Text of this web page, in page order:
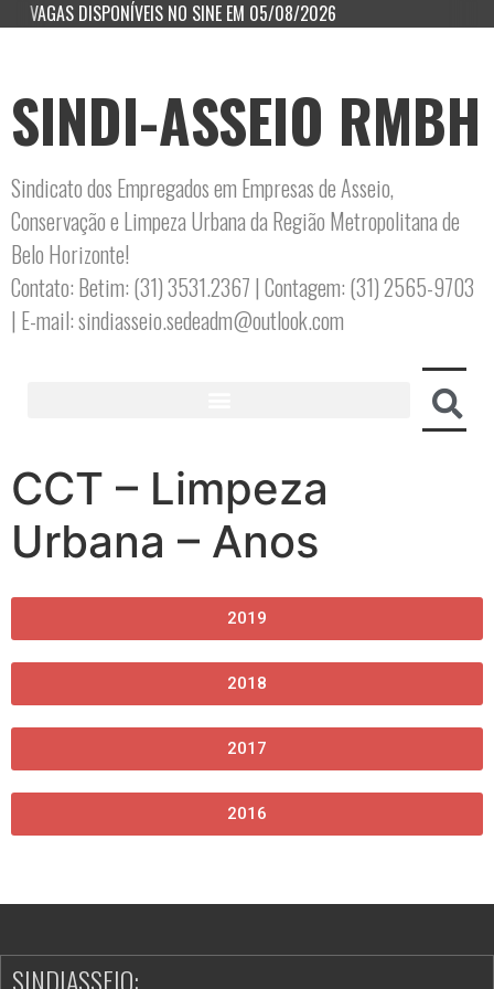
VAGAS DISPONÍVEIS NO SINE EM 05/08/2026
SINDI-ASSEIO RMBH
Sindicato dos Empregados em Empresas de Asseio,
Conservação e Limpeza Urbana da Região Metropolitana de
Belo Horizonte!
Contato: Betim: (31) 3531.2367 | Contagem: (31) 2565-9703
| E-mail: sindiasseio.sedeadm@outlook.com
CCT – Limpeza
Urbana – Anos
2019
2018
2017
2016
SINDIASSEIO: